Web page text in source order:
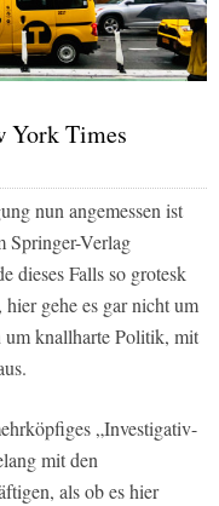
York Times
nun angemessen ist
Springer-Verlag
dieses Falls so grotesk
gehe es gar nicht um
um knallharte Politik, mit
„Investigativ-
mit den
als ob es hier